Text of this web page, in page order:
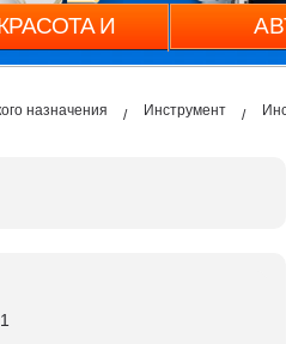
И
назначения Инструмент